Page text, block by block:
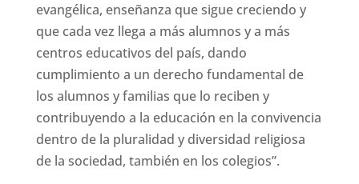
evangélica, enseñanza que sigue creciendo y
que cada vez llega a más alumnos y a más
centros educativos del país, dando
cumplimiento a un derecho fundamental de
los alumnos y familias que lo reciben y
contribuyendo a la educación en la convivencia
dentro de la pluralidad y diversidad religiosa
de la sociedad, también en los colegios”.